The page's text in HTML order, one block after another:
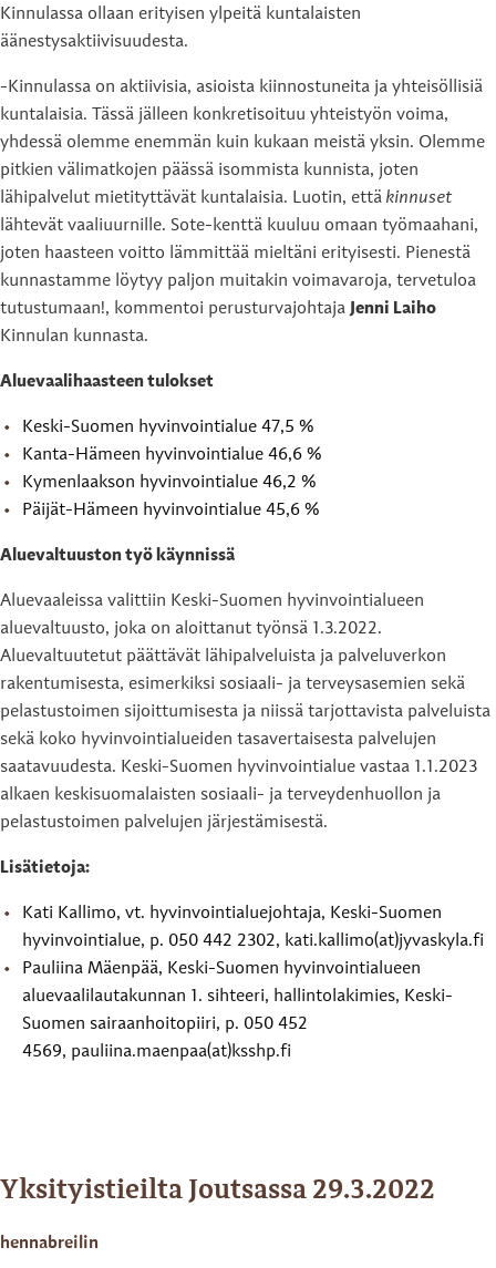
Kinnulassa ollaan erityisen ylpeitä kuntalaisten
äänestysaktiivisuudesta.
-Kinnulassa on aktiivisia, asioista kiinnostuneita ja yhteisöllisiä
kuntalaisia. Tässä jälleen konkretisoituu yhteistyön voima,
yhdessä olemme enemmän kuin kukaan meistä yksin. Olemme
pitkien välimatkojen päässä isommista kunnista, joten
lähipalvelut mietityttävät kuntalaisia. Luotin, että kinnuset
lähtevät vaaliuurnille. Sote-kenttä kuuluu omaan työmaahani,
joten haasteen voitto lämmittää mieltäni erityisesti. Pienestä
kunnastamme löytyy paljon muitakin voimavaroja, tervetuloa
tutustumaan!, kommentoi perusturvajohtaja Jenni Laiho
Kinnulan kunnasta.
Aluevaalihaasteen tulokset
Keski-Suomen hyvinvointialue 47,5 %
Kanta-Hämeen hyvinvointialue 46,6 %
Kymenlaakson hyvinvointialue 46,2 %
Päijät-Hämeen hyvinvointialue 45,6 %
Aluevaltuuston työ käynnissä
Aluevaaleissa valittiin Keski-Suomen hyvinvointialueen
aluevaltuusto, joka on aloittanut työnsä 1.3.2022.
Aluevaltuutetut päättävät lähipalveluista ja palveluverkon
rakentumisesta, esimerkiksi sosiaali- ja terveysasemien sekä
pelastustoimen sijoittumisesta ja niissä tarjottavista palveluista
sekä koko hyvinvointialueiden tasavertaisesta palvelujen
saatavuudesta. Keski-Suomen hyvinvointialue vastaa 1.1.2023
alkaen keskisuomalaisten sosiaali- ja terveydenhuollon ja
pelastustoimen palvelujen järjestämisestä.
Lisätietoja:
Kati Kallimo, vt. hyvinvointialuejohtaja, Keski-Suomen
hyvinvointialue, p. 050 442 2302, kati.kallimo(at)jyvaskyla.fi
Pauliina Mäenpää, Keski-Suomen hyvinvointialueen
aluevaalilautakunnan 1. sihteeri, hallintolakimies, Keski-
Suomen sairaanhoitopiiri, p. 050 452
4569, pauliina.maenpaa(at)ksshp.fi
Yksityistieilta Joutsassa 29.3.2022
hennabreilin